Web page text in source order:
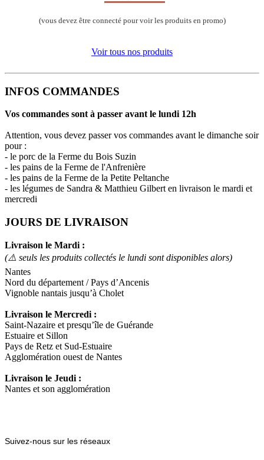
(vous devez être connecté pour voir les produits en promo)
Voir tous nos produits
INFOS COMMANDES
Vos commandes sont à passer avant le lundi 12h
Attention, vous devez passer vos commandes avant le dimanche soir
pour :
- le porc de la Ferme du Bois Suzin
- les pains de la Ferme de l'Anfrenière
- les pains de la Ferme de la Petite Peltanche
- les légumes de Sandra & Matthieu Gilbert en livraison le mardi et
mercredi
JOURS DE LIVRAISON
Livraison le Mardi :
(⚠️ seuls les produits collectés le lundi sont disponibles alors)
Nantes
Nord du département / Pays d’Ancenis
Vignoble nantais jusqu’à Cholet
Livraison le Mercredi :
Saint-Nazaire et presqu’île de Guérande
Estuaire et Sillon
Pays de Retz et Sud-Estuaire
Agglomération ouest de Nantes
Livraison le Jeudi :
Nantes et son agglomération
Suivez-nous sur les réseaux